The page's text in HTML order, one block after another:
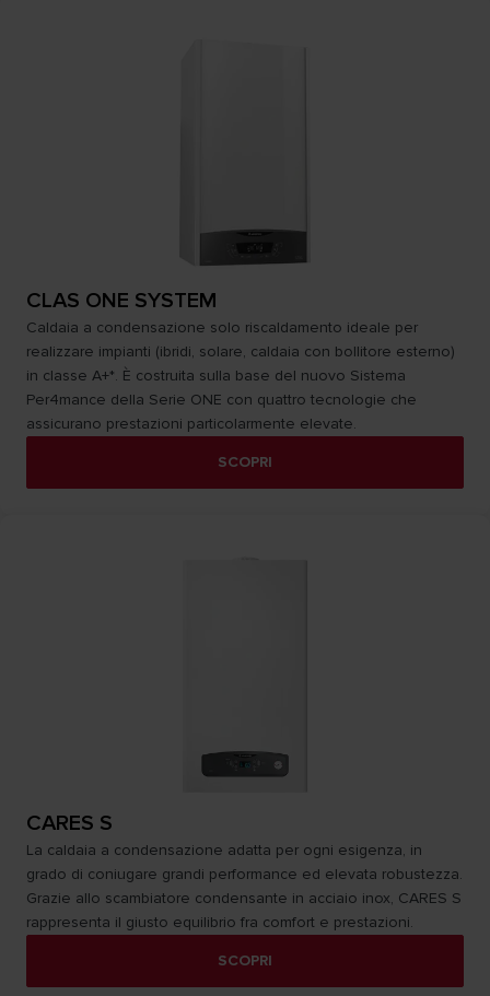
CLAS ONE SYSTEM
Caldaia a condensazione solo riscaldamento ideale per
realizzare impianti (ibridi, solare, caldaia con bollitore esterno)
in classe A+*. È costruita sulla base del nuovo Sistema
Per4mance della Serie ONE con quattro tecnologie che
assicurano prestazioni particolarmente elevate.
SCOPRI
CARES S
La caldaia a condensazione adatta per ogni esigenza, in
grado di coniugare grandi performance ed elevata robustezza.
Grazie allo scambiatore condensante in acciaio inox, CARES S
rappresenta il giusto equilibrio fra comfort e prestazioni.
SCOPRI